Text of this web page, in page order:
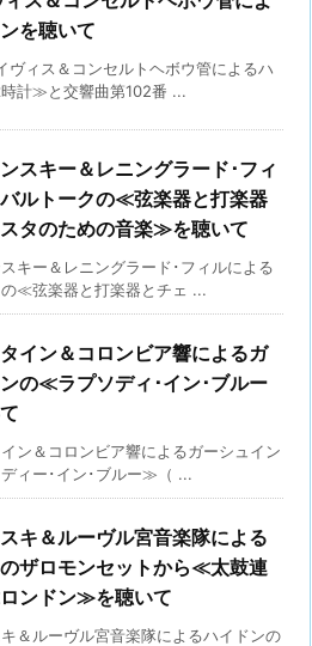
を聴いて
ヴィス＆コンセルトヘボウ管によるハ
計≫と交響曲第102番 ...
スキー＆レニングラード･フィ
ルトークの≪弦楽器と打楽器
タのための音楽≫を聴いて
キー＆レニングラード･フィルによる
≪弦楽器と打楽器とチェ ...
イン＆コロンビア響によるガ
の≪ラプソディ･イン･ブルー
ン＆コロンビア響によるガーシュイン
ィー･イン･ブルー≫（ ...
キ＆ルーヴル宮音楽隊による
ザロモンセットから≪太鼓連
ンドン≫を聴いて
＆ルーヴル宮音楽隊によるハイドンの